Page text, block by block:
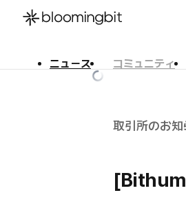
ニュース コミュニティ
取引所のお知